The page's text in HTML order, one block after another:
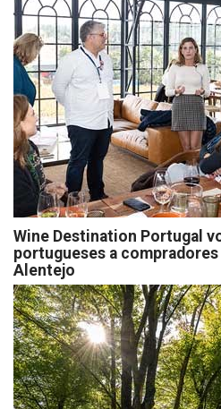
Wine Destination Portugal
portugueses a
Alentejo